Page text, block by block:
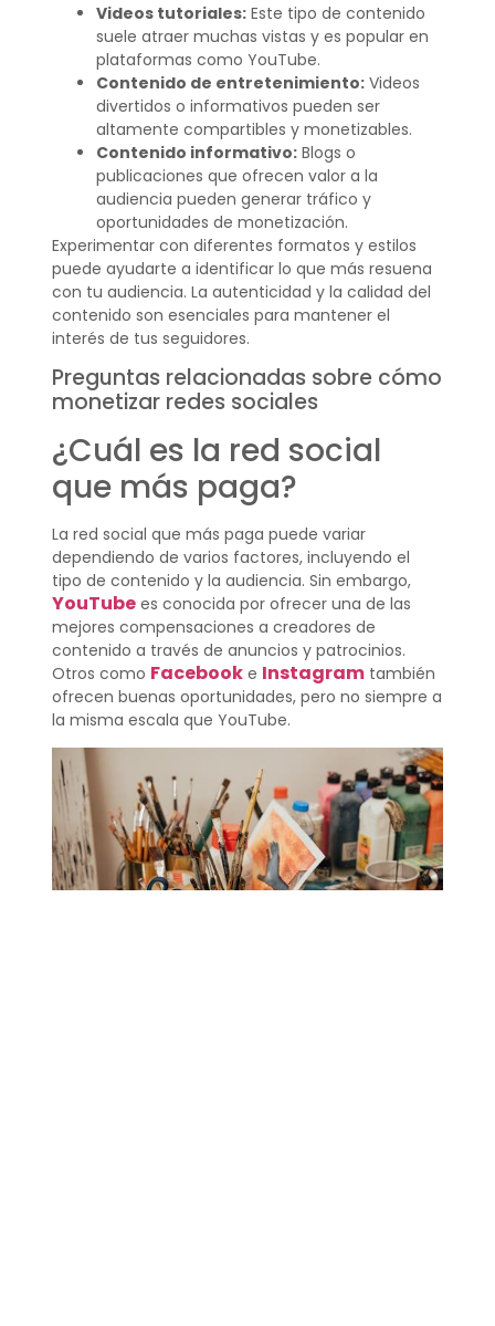
Videos tutoriales:Este tipo de contenido
suele atraer muchas vistas y es popular en
plataformas como YouTube.
Contenido de entretenimiento:Videos
divertidos o informativos pueden ser
altamente compartibles y monetizables.
Contenido informativo:Blogs o
publicaciones que ofrecen valor a la
audiencia pueden generar tráfico y
oportunidades de monetización.
Experimentar con diferentes formatos y estilos
puede ayudarte a identificar lo que más resuena
con tu audiencia. La autenticidad y la calidad del
contenido son esenciales para mantener el
interés de tus seguidores.
Preguntas relacionadas sobre cómo
monetizar redes sociales
¿Cuál es la red social
que más paga?
La red social que más paga puede variar
dependiendo de varios factores, incluyendo el
tipo de contenido y la audiencia. Sin embargo,
YouTubees conocida por ofrecer una de las
mejores compensaciones a creadores de
contenido a través de anuncios y patrocinios.
Otros como Facebooke Instagramtambién
ofrecen buenas oportunidades, pero no siempre a
la misma escala que YouTube.